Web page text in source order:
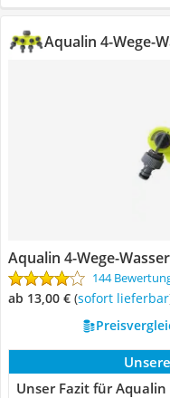
Aqualin 4-Wege-
Aqualin 4-Wege-
144
ab 13,00 € ( Sofort lieferbar
Unser Fazit für